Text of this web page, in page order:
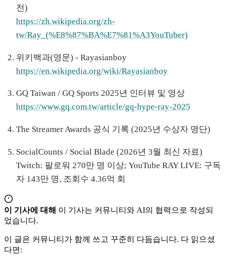
전)
https://zh.wikipedia.org/zh-
tw/Ray_(%E8%87%BA%E7%81%A3YouTuber)
위키백과(영문) - Rayasianboy
https://en.wikipedia.org/wiki/Rayasianboy
GQ Taiwan / GQ Sports 2025년 인터뷰 및 영상
https://www.gq.com.tw/article/gq-hype-ray-2025
The Streamer Awards 공식 기록 (2025년 수상자 명단)
SocialCounts / Social Blade (2026년 3월 최신 자료)
Twitch: 팔로워 270만 명 이상; YouTube RAY LIVE: 구독
자 143만 명, 조회수 4.36억 회
이 기사에 대해 이 기사는 커뮤니티와 AI의 협력으로 작성되
었습니다.
이 글은 커뮤니티가 함께 쓰고 꾸준히 다듬습니다. 다 읽으셨
다면: